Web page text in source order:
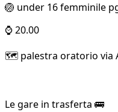
🏐 under 16 femminile
⌚ 20.00
🗺️ palestra oratorio via
Le gare in trasferta 🚌